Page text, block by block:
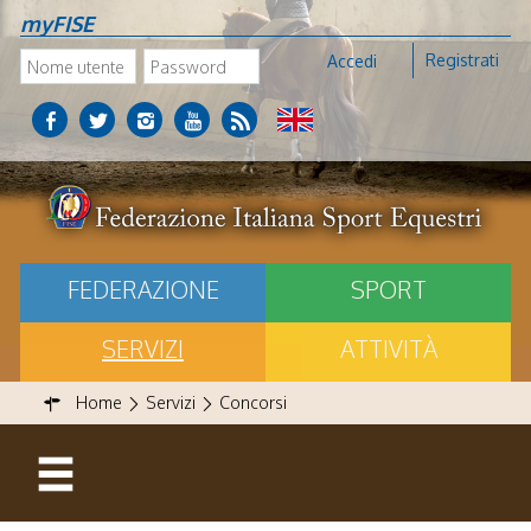
myFISE
Accedi Registrati
FEDERAZIONE
SPORT
SERVIZI
ATTIVITÀ
Home Servizi Concorsi